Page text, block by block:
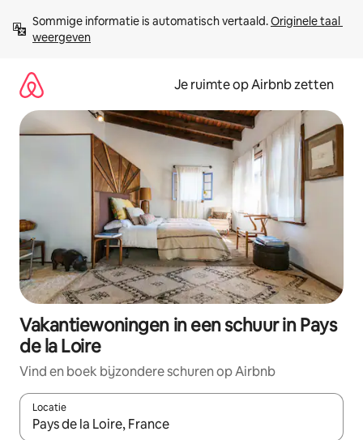
direct
naar
Sommige informatie is automatisch vertaald. Originele taal
weergeven
Je ruimte op Airbnb zetten
Vakantiewoningen in een schuur in Pays
de la Loire
Vind en boek bijzondere schuren op Airbnb
Locatie
Wanneer er suggesties beschikbaar zijn, maak je een keuze